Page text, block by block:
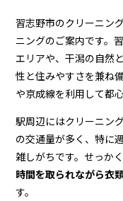
グ習志野市のクリーニン
ニングのご案内です。
エリアや、干潟の自然
性と住みやすさを兼ね
や京成線を利用して都
駅周辺にはクリーニン
の交通量が多く、特に
雑しがちです。せっか
時間を取られながら衣
す。